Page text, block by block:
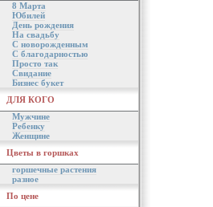
8 Марта
Юбилей
День рождения
На свадьбу
С новорожденным
С благодарностью
Просто так
Свидание
Бизнес букет
ДЛЯ КОГО
Мужчине
Ребенку
Женщине
Цветы в горшках
горшечные растения
разное
По цене